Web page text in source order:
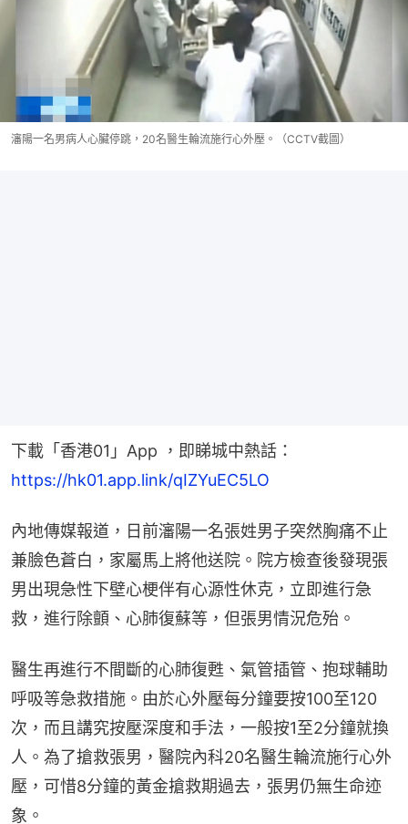
瀋陽一名男病人心臟停跳，20名醫生輪流施行心外壓。（CCTV截圖）
下載「香港01」App ，即睇城中熱話：
https://hk01.app.link/qIZYuEC5LO
內地傳媒報道，日前瀋陽一名張姓男子突然胸痛不止
兼臉色蒼白，家屬馬上將他送院。院方檢查後發現張
男出現急性下壁心梗伴有心源性休克，立即進行急
救，進行除顫、心肺復蘇等，但張男情況危殆。
醫生再進行不間斷的心肺復甦、氣管插管、抱球輔助
呼吸等急救措施。由於心外壓每分鐘要按100至120
次，而且講究按壓深度和手法，一般按1至2分鐘就換
人。為了搶救張男，醫院內科20名醫生輪流施行心外
壓，可惜8分鐘的黃金搶救期過去，張男仍無生命迹
象。